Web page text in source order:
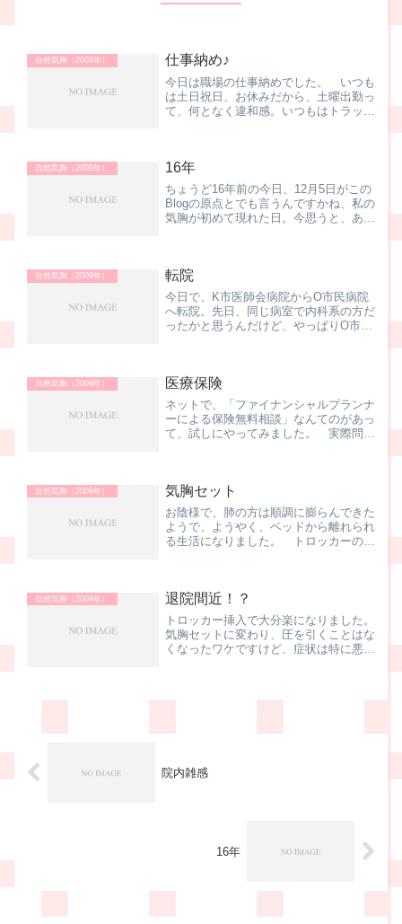
自然気胸（2009年） 仕事納め♪
今日は職場の仕事納めでした。 いつも
は土日祝日、お休みだから、土曜出勤っ
て、何となく違和感。いつもはトラック
掃除。 多少の力仕事もでき...
自然気胸（2009年） 16年
ちょうど16年前の今日、12月5日がこの
Blogの原点とでも言うんですかね、私の
気胸が初めて現れた日。今思うと、あ
で移動して即日入院...
自然気胸（2009年） 転院
今日で、K市医師会病院からO市民病院
へ転院。先日、同じ病室で内科系の方だ
ったかと思うんだけど、やっぱりO市民
ょっとして、自分も救急車に...
自然気胸（2009年） 医療保険
ネットで、「ファイナンシャルプランナ
ーによる保険無料相談」なんてのがあっ
て、試しにやってみました。 実際問
えて。まぁ、その県民共済に大...
自然気胸（2009年） 気胸セット
お陰様で、肺の方は順調に膨らんできた
ようで、ようやく、ベッドから離れられ
る生活になりました。 トロッカーの
に変わりました。 よく見る...
自然気胸（2009年） 退院間近！？
トロッカー挿入で大分楽になりました。
気胸セットに変わり、圧を引くことはな
くなったワケですけど、症状は特に悪化
院内雑感
16年